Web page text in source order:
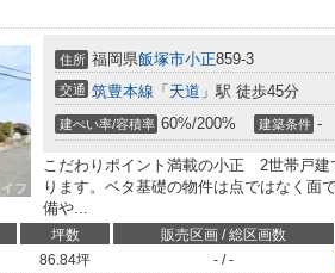
住所 福岡県飯塚市小正859-3
交通 筑豊本線 「 天道 」駅 徒歩45分
建ぺい率/容積率 60%/200% 建築条件 -
こだわりポイント満載の小正 2世帯戸建
ります。ベタ基礎の物件は点ではなく面
備や...
坪数 販売区画 / 総区画数
86.84坪 - / -